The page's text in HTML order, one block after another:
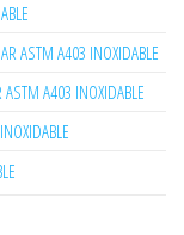
ASTM A403 INOXIDABLE
A403 INOXIDABLE